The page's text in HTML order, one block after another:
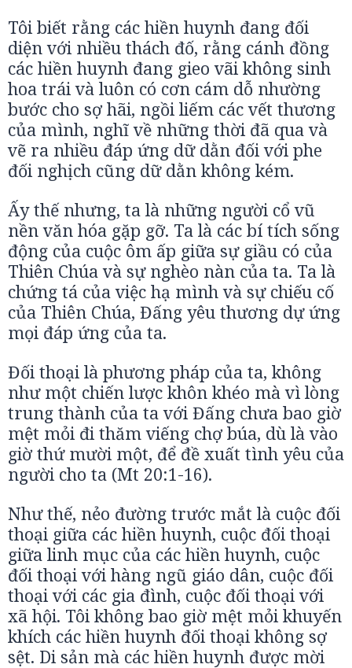
Tôi biết rằng các hiền huynh đang đối
diện với nhiều thách đố, rằng cánh đồng
các hiền huynh đang gieo vãi không sinh
hoa trái và luôn có cơn cám dỗ nhường
bước cho sợ hãi, ngồi liếm các vết thương
của mình, nghĩ về những thời đã qua và
vẽ ra nhiều đáp ứng dữ dằn đối với phe
đối nghịch cũng dữ dằn không kém.
Ấy thế nhưng, ta là những người cổ vũ
nền văn hóa gặp gỡ. Ta là các bí tích sống
động của cuộc ôm ấp giữa sự giầu có của
Thiên Chúa và sự nghèo nàn của ta. Ta là
chứng tá của việc hạ mình và sự chiếu cố
của Thiên Chúa, Đấng yêu thương dự ứng
mọi đáp ứng của ta.
Đối thoại là phương pháp của ta, không
như một chiến lược khôn khéo mà vì lòng
trung thành của ta với Đấng chưa bao giờ
mệt mỏi đi thăm viếng chợ búa, dù là vào
giờ thứ mười một, để đề xuất tình yêu của
người cho ta (Mt 20:1-16).
Như thế, nẻo đường trước mắt là cuộc đối
thoại giữa các hiền huynh, cuộc đối thoại
giữa linh mục của các hiền huynh, cuộc
đối thoại với hàng ngũ giáo dân, cuộc đối
thoại với các gia đình, cuộc đối thoại với
xã hội. Tôi không bao giờ mệt mỏi khuyến
khích các hiền huynh đối thoại không sợ
sệt. Di sản mà các hiền huynh được mời